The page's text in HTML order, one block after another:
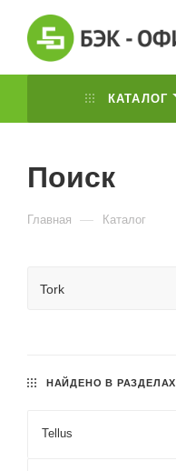
КАТАЛОГ
Поиск
Главная — Каталог
НАЙДЕНО В РАЗДЕЛАХ
Tellus